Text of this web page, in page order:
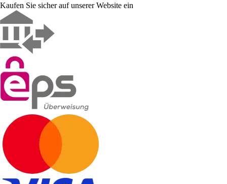
Kaufen Sie sicher auf unserer Website ein